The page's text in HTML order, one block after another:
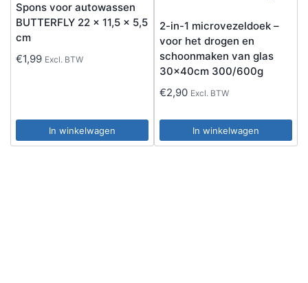
Spons voor autowassen
BUTTERFLY 22 x 11,5 x 5,5
cm
€1,99 Excl. BTW
In winkelwagen
2-in-1 microvezeldoek –
voor het drogen en
schoonmaken van glas
30x40cm 300/600g
€2,90 Excl. BTW
In winkelwagen